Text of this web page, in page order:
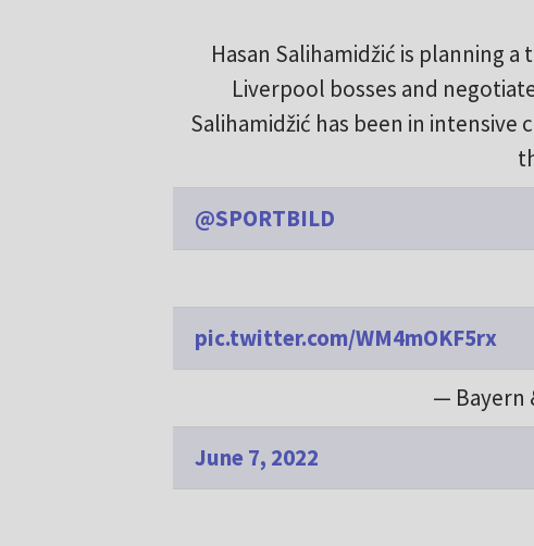
Hasan Salihamidžić is planning
Liverpool bosses and
Salihamidžić has been in
@SPORTBILD
pic.twitter.com/WM4mOKF5rx
— Bayern
June 7, 2022